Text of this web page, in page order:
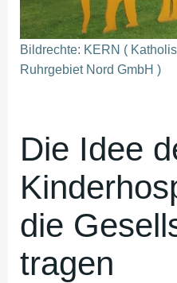
Bildrechte: KERN (
Ruhrgebiet Nord GmbH )
Die Idee
die
tragen